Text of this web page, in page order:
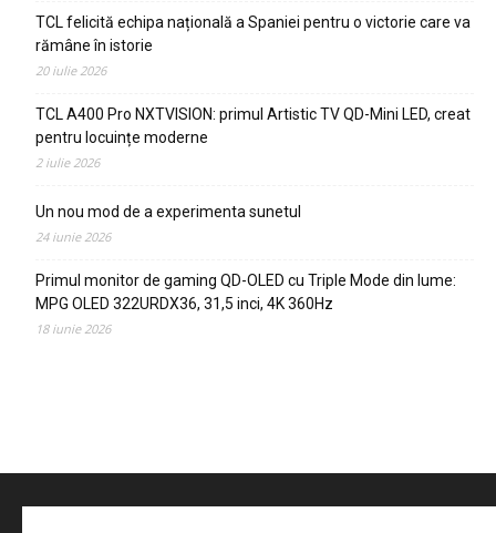
TCL felicită echipa națională a Spaniei pentru o victorie care va
rămâne în istorie
20 iulie 2026
TCL A400 Pro NXTVISION: primul Artistic TV QD-Mini LED, creat
pentru locuințe moderne
2 iulie 2026
Un nou mod de a experimenta sunetul
24 iunie 2026
Primul monitor de gaming QD-OLED cu Triple Mode din lume:
MPG OLED 322URDX36, 31,5 inci, 4K 360Hz
18 iunie 2026